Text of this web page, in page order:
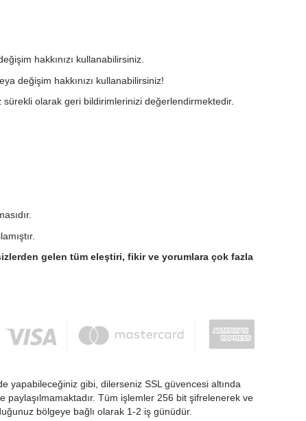
hakkınızı kullanabilirsiniz.
değişim hakkınızı kullanabilirsiniz!
olarak geri bildirimlerinizi değerlendirmektedir.
gelen tüm eleştiri, fikir ve yorumlara çok fazla
yapabileceğiniz gibi, dilerseniz SSL güvencesi altında
Tüm işlemler 256 bit şifrelenerek ve
bölgeye bağlı olarak 1-2 iş günüdür.